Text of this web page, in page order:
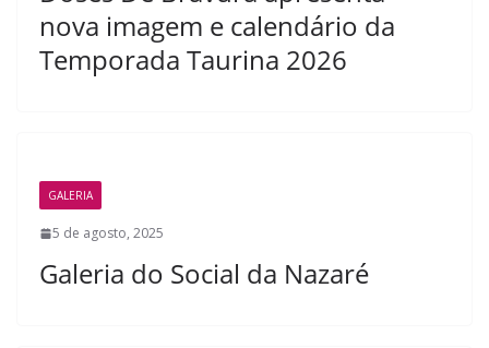
nova imagem e calendário da
Temporada Taurina 2026
GALERIA
5 de agosto, 2025
Galeria do Social da Nazaré